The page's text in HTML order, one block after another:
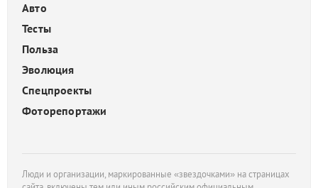
Авто
Тесты
Польза
Эволюция
Спецпроекты
Фоторепортажи
Люди и организации, маркированные «звездочками» на страницах